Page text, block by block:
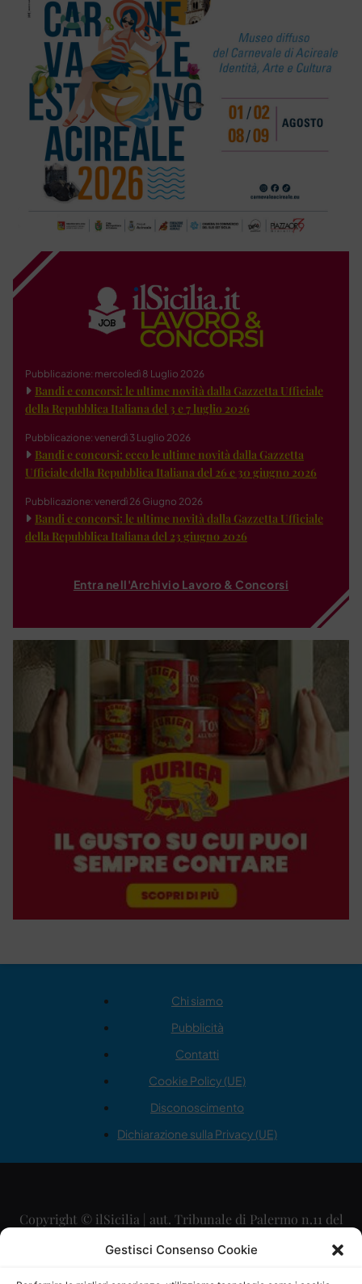
Gestisci Consenso Cookie
Pubblicazione: mercoledì 8 Luglio 2026
Bandi e concorsi: le ultime novità dalla Gazzetta Ufficiale
della Repubblica Italiana del 3 e 7 luglio 2026
Pubblicazione: venerdì 3 Luglio 2026
Bandi e concorsi: ecco le ultime novità dalla Gazzetta
Ufficiale della Repubblica Italiana del 26 e 30 giugno 2026
Pubblicazione: venerdì 26 Giugno 2026
Bandi e concorsi: le ultime novità dalla Gazzetta Ufficiale
della Repubblica Italiana del 23 giugno 2026
Entra nell'Archivio Lavoro & Concorsi
Chi siamo
Pubblicità
Contatti
Cookie Policy (UE)
Disconoscimento
Dichiarazione sulla Privacy (UE)
Copyright © ilSicilia | aut. Tribunale di Palermo n.11 del
29/09/2015